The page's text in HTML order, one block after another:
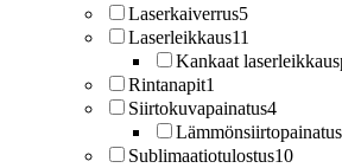
Laserkaiverrus5
Laserleikkaus11
Kankaat
Rintanapit1
Siirtokuvapainatus4
Sublimaatiotulostus10